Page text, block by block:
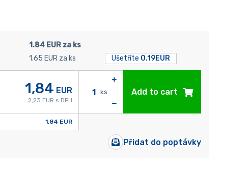
1.84 EUR za ks
1.65 EUR za ks Ušetříte 0.19EUR
1,84 EUR
2,23 EUR s DPH
1,84 EUR
ks Add to cart
Přidat do poptávky